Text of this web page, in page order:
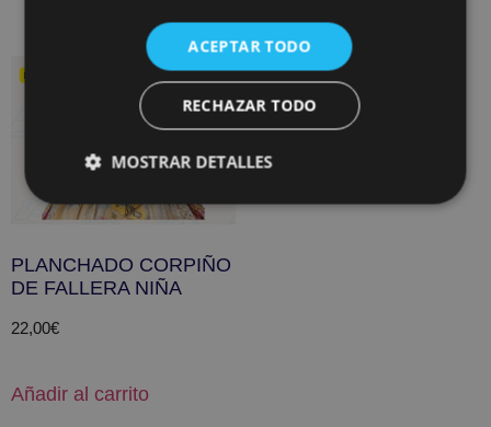
PLANCHADO CORPIÑO
DE FALLERA NIÑA
22,00€
Añadir al carrito
ACEPTAR TODO
RECHAZAR TODO
MOSTRAR DETALLES